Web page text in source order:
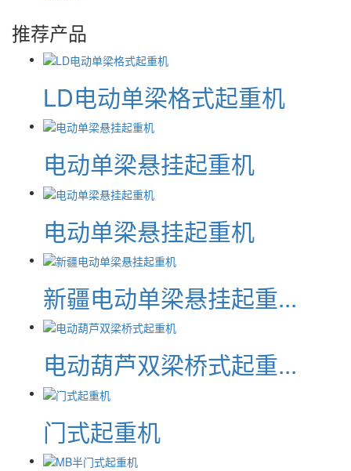
推荐产品
LD电动单梁格式起重机
电动单梁悬挂起重机
电动单梁悬挂起重机
新疆电动单梁悬挂起重...
电动葫芦双梁桥式起重...
门式起重机